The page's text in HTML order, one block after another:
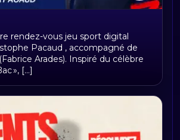
rendez-vous jeu sport digital
Pacaud , accompagné de
Arades). Inspiré du célèbre
», [...]